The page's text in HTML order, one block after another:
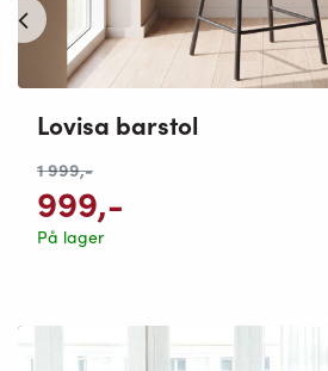
Lovisa barstol
1 999,-
999,-
På lager